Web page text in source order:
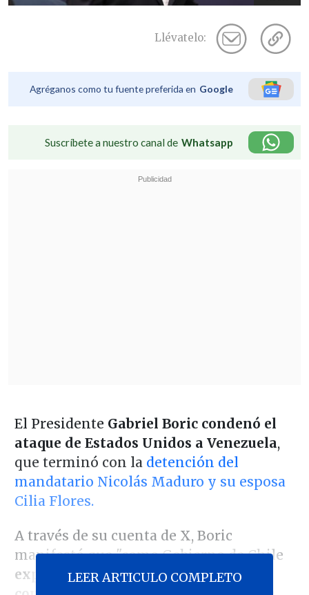
Llévatelo:
Agréganos como tu fuente preferida en Google
Suscríbete a nuestro canal de Whatsapp
El Presidente Gabriel Boric condenó el
ataque de Estados Unidos a Venezuela,
que terminó con la detención del
mandatario Nicolás Maduro y su esposa
Cilia Flores.
A través de su cuenta de X, Boric
manifestó que "como Gobierno de Chile
expresamos nuestra preocupación y
LEER ARTICULO COMPLETO